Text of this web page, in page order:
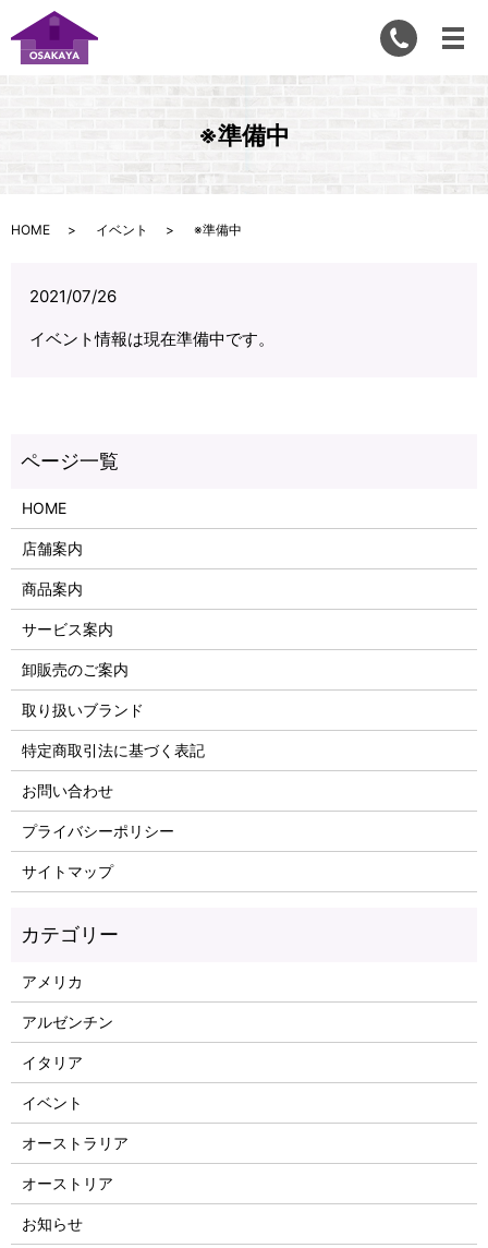
※準備中
HOME イベント ※準備中
2021/07/26
イベント情報は現在準備中です。
HOME
店舗案内
商品案内
サービス案内
卸販売のご案内
取り扱いブランド
特定商取引法に基づく表記
お問い合わせ
プライバシーポリシー
サイトマップ
アメリカ
アルゼンチン
イタリア
イベント
オーストラリア
オーストリア
お知らせ